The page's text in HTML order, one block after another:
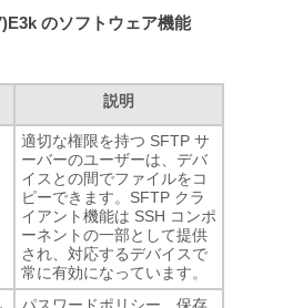
のソフトウェア機能
説明
適切な権限を持つ SFTP サ
ーバーのユーザーは、デバ
イスとの間でファイルをコ
ピーできます。SFTP クラ
イアント機能は SSH コンポ
ーネントの一部として提供
され、対応するデバイスで
常に有効になっています。